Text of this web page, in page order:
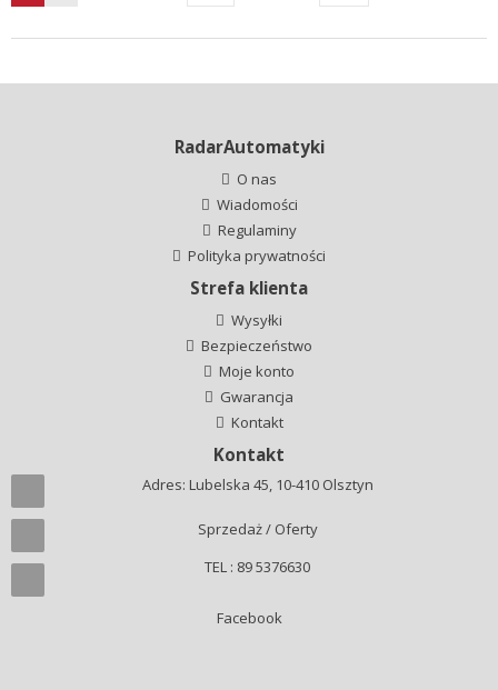
RadarAutomatyki
O nas
Wiadomości
Regulaminy
Polityka prywatności
Strefa klienta
Wysyłki
Bezpieczeństwo
Moje konto
Gwarancja
Kontakt
Kontakt
Adres: Lubelska 45, 10-410 Olsztyn
Sprzedaż / Oferty
TEL : 89 5376630
Facebook